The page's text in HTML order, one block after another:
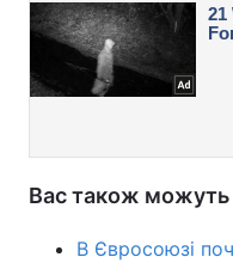
Вас також можуть
В Євросоюзі